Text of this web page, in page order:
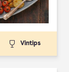
Vintips